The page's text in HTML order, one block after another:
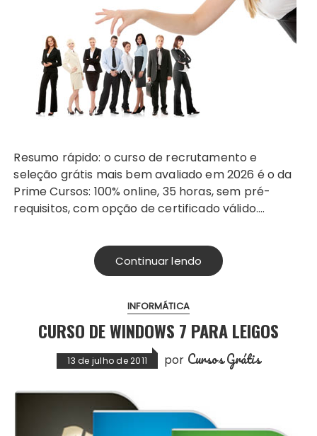
Resumo rápido: o curso de recrutamento e
seleção grátis mais bem avaliado em 2026 é o da
Prime Cursos: 100% online, 35 horas, sem pré-
requisitos, com opção de certificado válido….
Continuar lendo
INFORMÁTICA
CURSO DE WINDOWS 7 PARA LEIGOS
13 de julho de 2011 por Cursos Grátis